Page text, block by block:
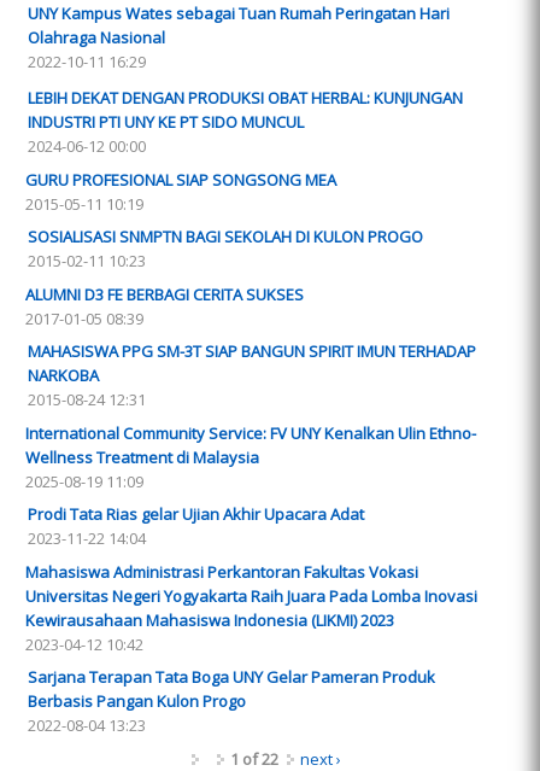
UNY Kampus Wates sebagai Tuan Rumah Peringatan Hari
Olahraga Nasional
2022-10-11 16:29
LEBIH DEKAT DENGAN PRODUKSI OBAT HERBAL: KUNJUNGAN
INDUSTRI PTI UNY KE PT SIDO MUNCUL
2024-06-12 00:00
GURU PROFESIONAL SIAP SONGSONG MEA
2015-05-11 10:19
SOSIALISASI SNMPTN BAGI SEKOLAH DI KULON PROGO
2015-02-11 10:23
ALUMNI D3 FE BERBAGI CERITA SUKSES
2017-01-05 08:39
MAHASISWA PPG SM-3T SIAP BANGUN SPIRIT IMUN TERHADAP
NARKOBA
2015-08-24 12:31
International Community Service: FV UNY Kenalkan Ulin Ethno-
Wellness Treatment di Malaysia
2025-08-19 11:09
Prodi Tata Rias gelar Ujian Akhir Upacara Adat
2023-11-22 14:04
Mahasiswa Administrasi Perkantoran Fakultas Vokasi
Universitas Negeri Yogyakarta Raih Juara Pada Lomba Inovasi
Kewirausahaan Mahasiswa Indonesia (LIKMI) 2023
2023-04-12 10:42
Sarjana Terapan Tata Boga UNY Gelar Pameran Produk
Berbasis Pangan Kulon Progo
2022-08-04 13:23
1 of 22
next ›